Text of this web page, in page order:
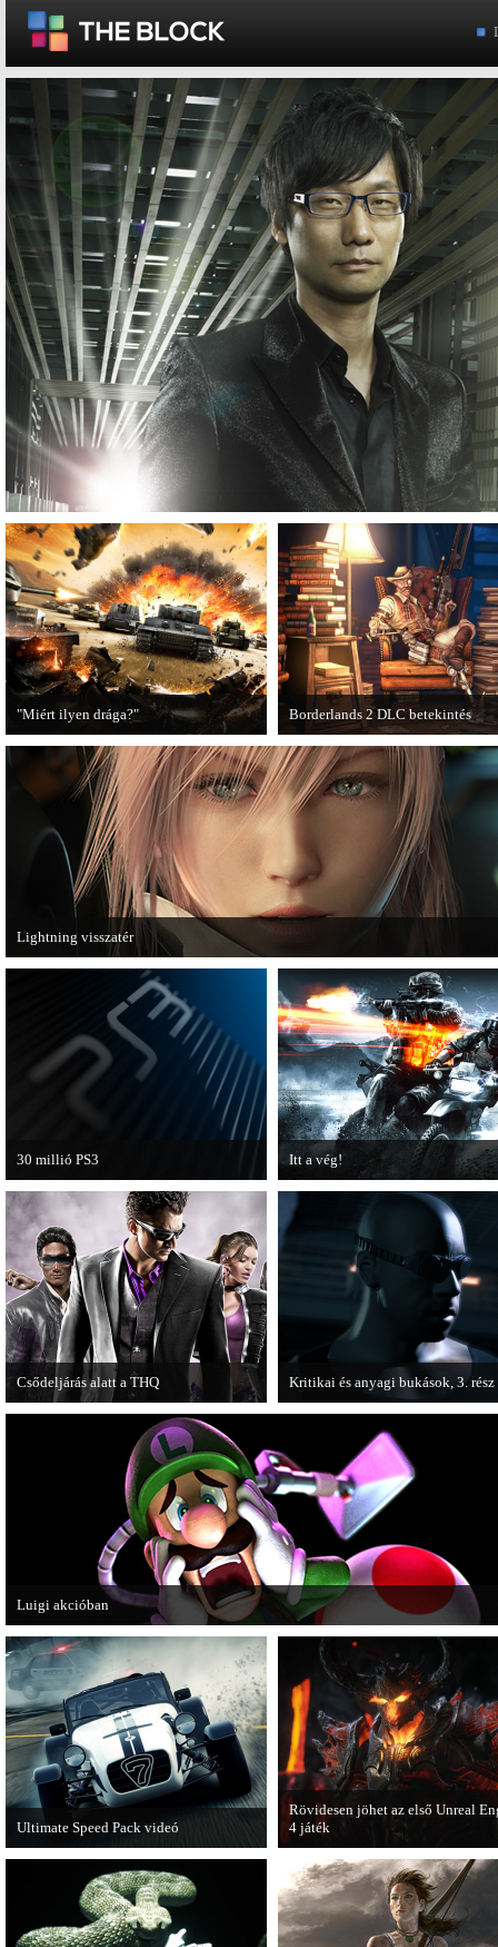
"Miért ilyen drága?"
A PC Guru utánajárt, miért kerülnek
olyan sokba a AAA-kategóriás
videojátékok.
Borderlands 2 DLC betekintés
2013. januárjában érkezik a a Sir
Hammerlock's Big Game Hunt
Borderlands 2 játékhoz.
Lightning visszatér
Megjött a Lightning Returns: Final Fantasy XIII című játék első hivatalos
30 millió PS3
A PAL régióban a PS3 átlépte a 30
milliós eladott darabszámot.
Itt a vég!
Hamarosan minden infó kiderül a
Battlefield 3 utolsó, End Game
kiegészítőjéről.
Csődeljárás alatt a THQ
Egy újabb videojáték-kiadó került
csődeljárás alá, aki nem más, mint a
Kritikai és anyagi bukások, 3. rész
című cikksorozatának utolsó
olvashatjuk.
Luigi akcióban
A Nintendo 3DS-re készülő Luigi's Mansion: Dark Moon újabb képeken
magát.
Ultimate Speed Pack videó
Már elérhető a Need for Speed Most
Wanted első nagyobb kiegészítő
Rövidesen jöhet az első Unreal
4 játék
A Zombie Studios készölő játéka
Epic Games legújabb motorját, az
Unreal Engine 4-et fogja